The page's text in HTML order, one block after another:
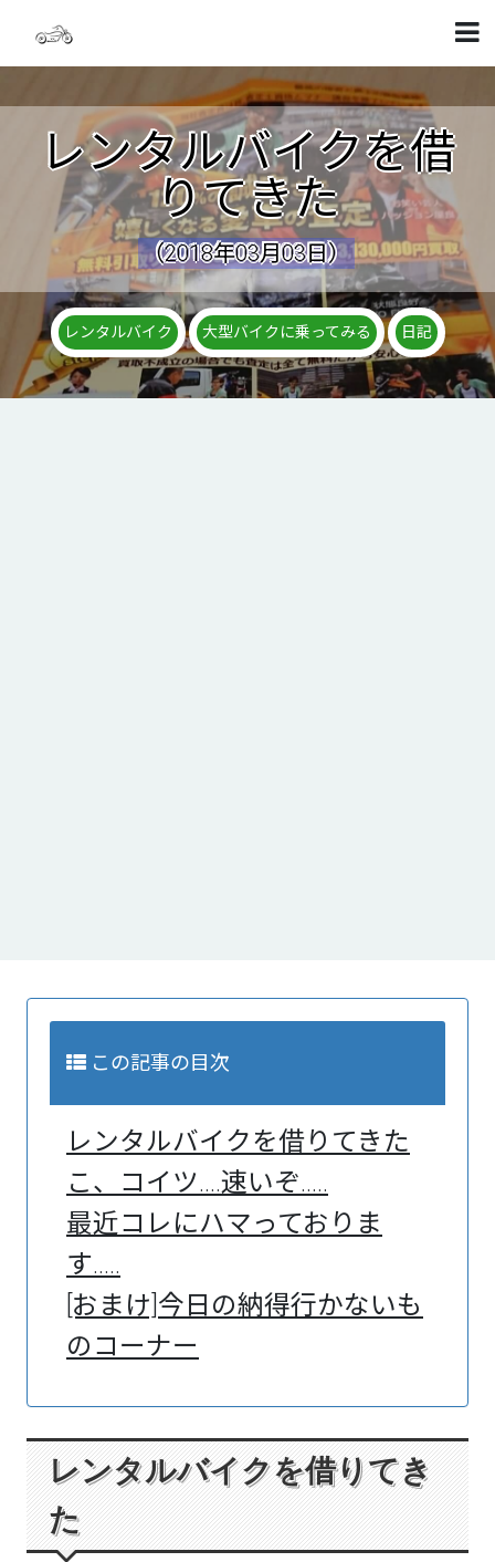
レンタルバイクを借
りてきた
（2018年03月03日）
レンタルバイク 大型バイクに乗ってみる 日記
この記事の目次
レンタルバイクを借りてきた
こ、コイツ....速いぞ.....
最近コレにハマっておりま
す.....
[おまけ]今日の納得行かないも
のコーナー
レンタルバイクを借りてき
た